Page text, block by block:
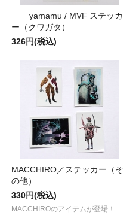
yamamu / MVF ステッカ
ー（クワガタ）
326円(税込)
MACCHIRO／ステッカー（そ
の他）
330円(税込)
MACCHIROのアイテムが登場！